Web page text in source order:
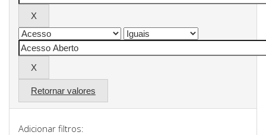
Retornar valores
Adicionar filtros: